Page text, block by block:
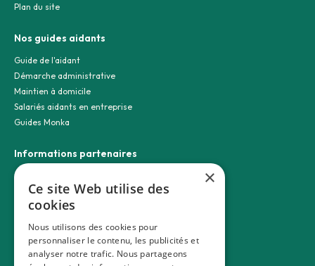
Plan du site
Nos guides aidants
Guide de l'aidant
Démarche administrative
Maintien à domicile
Salariés aidants en entreprise
Guides Monka
Informations partenaires
Contact entreprise
Découvrir nos partenaires
Nos experimentations
Les entreprises
Les assureurs et mutuelles
Les établissements de santé
×
Ce site Web utilise des
cookies
Nous utilisons des cookies pour
personnaliser le contenu, les publicités et
analyser notre trafic. Nous partageons